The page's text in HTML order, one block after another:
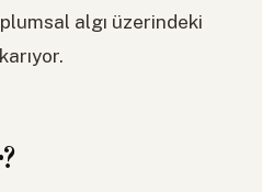
algı üzerindeki